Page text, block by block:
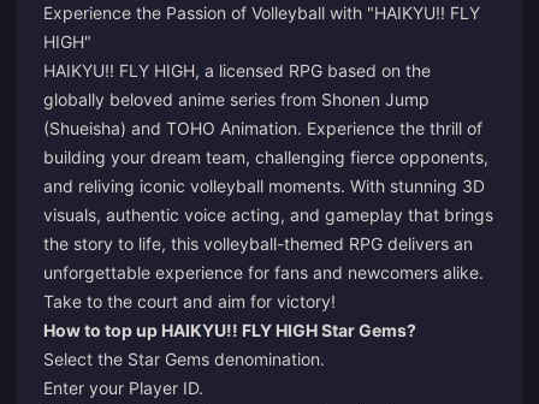
Experience the Passion of Volleyball with "HAIKYU!! FLY
HIGH"
HAIKYU!! FLY HIGH, a licensed RPG based on the
globally beloved anime series from Shonen Jump
(Shueisha) and TOHO Animation. Experience the thrill of
building your dream team, challenging fierce opponents,
and reliving iconic volleyball moments. With stunning 3D
visuals, authentic voice acting, and gameplay that brings
the story to life, this volleyball-themed RPG delivers an
unforgettable experience for fans and newcomers alike.
Take to the court and aim for victory!
How to top up HAIKYU!! FLY HIGH Star Gems?
Select the Star Gems denomination.
Enter your Player ID.